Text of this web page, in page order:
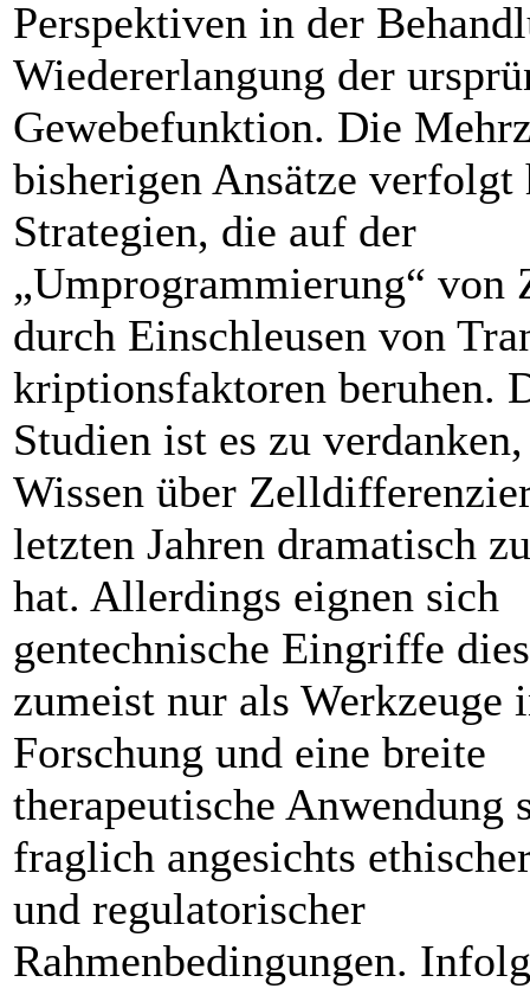
Perspektiven in der
Wiedererlangung der
Gewebefunktion. Die
bisherigen Ansätze
Strategien, die auf der
„Umprogrammierung“ von
durch Einschleusen von
kriptionsfaktoren beruhen.
Studien ist es zu
Wissen über
letzten Jahren dramatisch
hat. Allerdings eignen sich
gentechnische Eingriffe
zumeist nur als Werkzeuge
Forschung und eine breite
therapeutische Anwendung
fraglich angesichts
und regulatorischer
Rahmenbedingungen.